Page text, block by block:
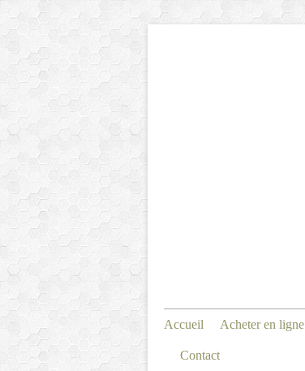
Accueil Acheter en ligne
Contact